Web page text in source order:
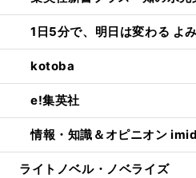
1日5分で、明日は変わる よ
kotoba
e!集英社
情報・知識＆オピニオン
ライトノベル・ノベライズ